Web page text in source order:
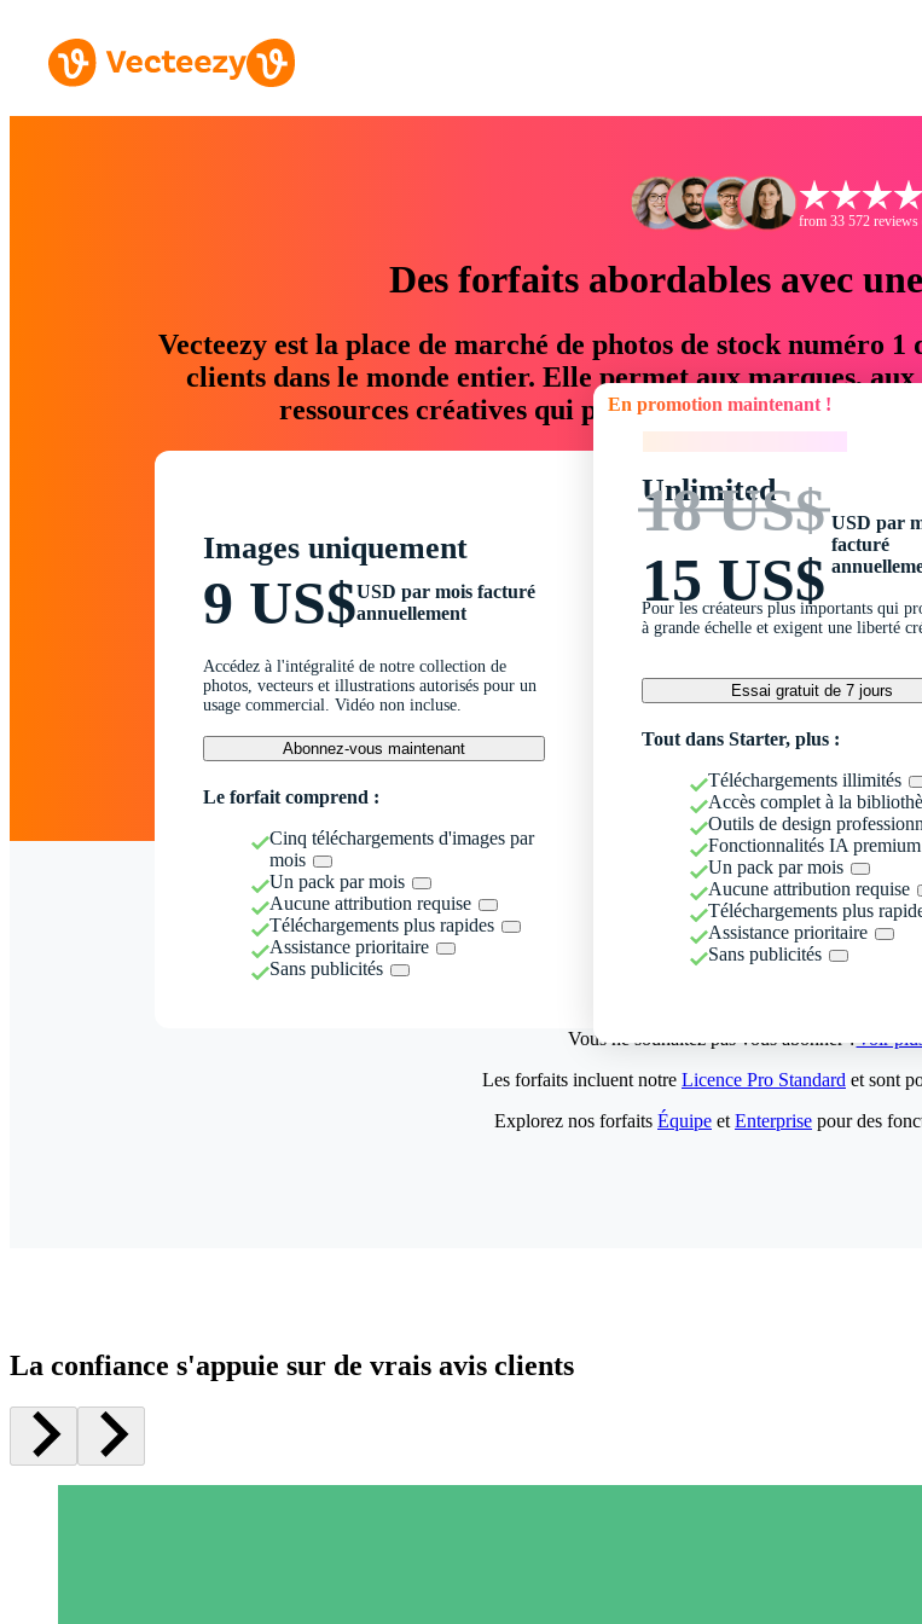
from 33 572
Des forfaits abordables avec
Vecteezy est la place de marché de photos de stock numéro
clients dans le monde entier. Elle permet aux marques,
ressources créatives qui permettent d'économiser
Images uniquement
9 US$USD par mois facturé
annuellement
Accédez à l'intégralité de notre collection de
photos, vecteurs et illustrations autorisés pour un
usage commercial. Vidéo non incluse.
Abonnez-vous maintenant
Le forfait comprend :
Cinq téléchargements d'images par
mois
Un pack par mois
Aucune attribution requise
Téléchargements plus rapides
Assistance prioritaire
Sans publicités
En promotion maintenant !
Unlimited
18 US$
15 US$
USD par
facturé
Pour les créateurs plus importants qui
à grande échelle et exigent une liberté
Essai gratuit de 7 jours
Tout dans Starter, plus :
Téléchargements illimités
Accès complet à la
Outils de design
Fonctionnalités IA premium
Un pack par mois
Aucune attribution requise
Téléchargements plus
Assistance prioritaire
Sans publicités
Vous ne souhaitez pas vous abonner ?Voir
Les forfaits incluent notre Licence Pro Standard et sont
Explorez nos forfaits Équipe et Enterprise pour des
La confiance s'appuie sur de vrais avis clients